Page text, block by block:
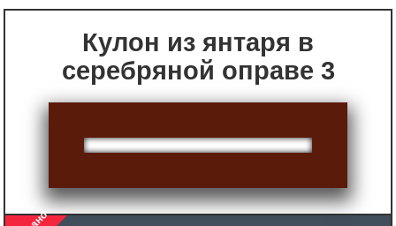
Кулон из янтаря в
серебряной оправе 3